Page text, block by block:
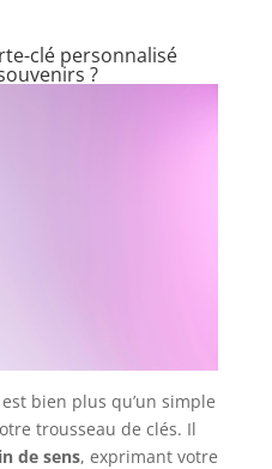
clé personnalisé
?
bien plus qu’un simple
trousseau de clés. Il
de sens, exprimant votre